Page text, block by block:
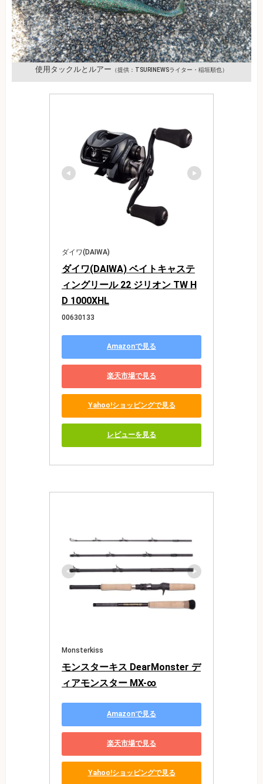
使用タックルとルアー （提供：TSURINEWSライター・稲垣順也）
ダイワ(DAIWA)
ダイワ(DAIWA) ベイトキャステ
ィングリール 22 ジリオン TW H
D 1000XHL
00630133
Amazonで見る
楽天市場で見る
Yahoo!ショッピングで見る
レビューを見る
Monsterkiss
モンスターキス DearMonster デ
ィアモンスター MX-∞
Amazonで見る
楽天市場で見る
Yahoo!ショッピングで見る